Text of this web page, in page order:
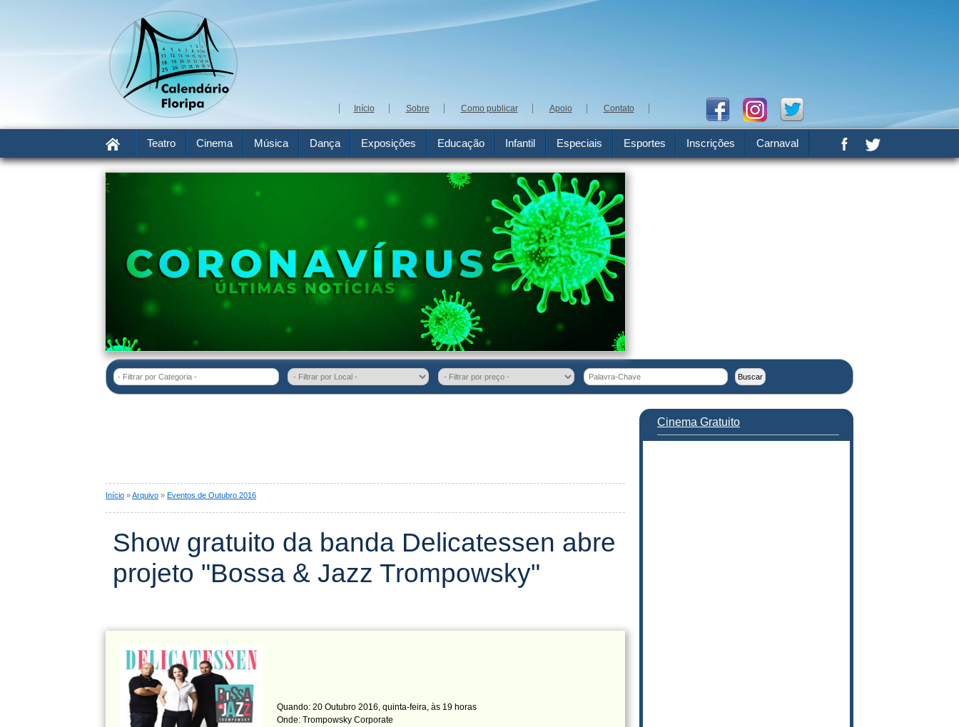
Início Sobre Como publicar Apoio Contato
Teatro Cinema Música Dança Exposições Educação Infantil Especiais Esportes Inscrições Carnaval
- Filtrar por Categoria -
Início »Arquivo » Eventos de Outubro 2016
Show gratuito da banda Delicatessen abre
projeto "Bossa & Jazz Trompowsky"
Quando: 20 Outubro 2016, quinta-feira, às 19 horas
Onde: Trompowsky Corporate
Cinema Gratuito